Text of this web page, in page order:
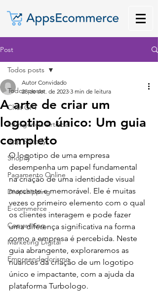
Post
Todos posts
Chat GPT
Inteligência Artificial
App Shopify
Shopify
Pagamento Online
Dropshipping
E-commerce
Copywriting
Marketing Digital
Empreendedorismo
Todos posts
A arte de criar um
logotipo único: Um guia
completo
Autor Convidado
28 de set. de 2023 3 min de leitura
O logotipo de uma empresa
desempenha um papel fundamental
na criação de uma identidade visual
marcante e memorável. Ele é muitas
vezes o primeiro elemento com o qual
os clientes interagem e pode fazer
uma diferença significativa na forma
como a empresa é percebida. Neste
guia abrangente, exploraremos as
nuances da criação de um logotipo
único e impactante, com a ajuda da
plataforma Turbologo.